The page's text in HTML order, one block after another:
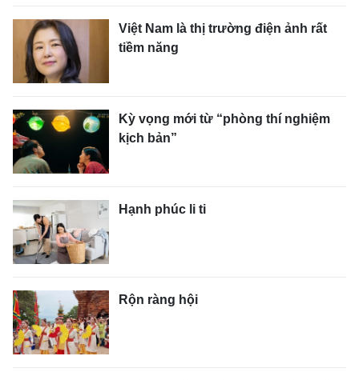
Việt Nam là thị trường điện ảnh rất
tiềm năng
Kỳ vọng mới từ “phòng thí nghiệm
kịch bản”
Hạnh phúc li ti
Rộn ràng hội